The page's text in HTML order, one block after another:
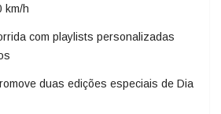
km/h
com playlists personalizadas
duas edições especiais de Dia